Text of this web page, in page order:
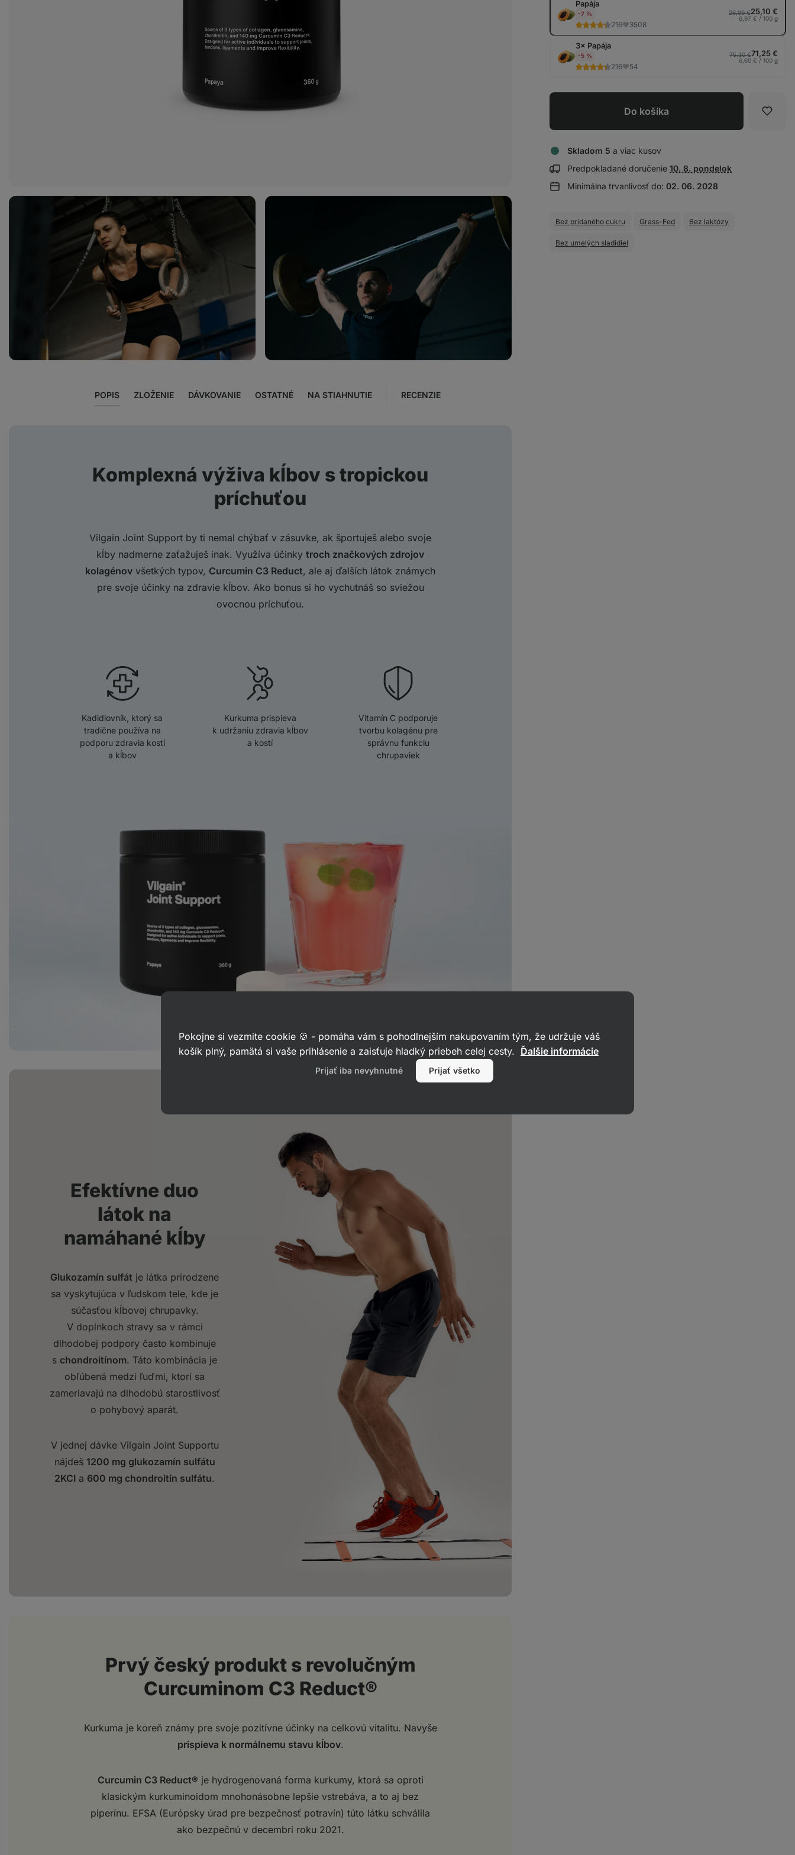
Zobraziť
fotku
4
v galérii
Papája
-7 %
216 3508
26,99 €25,10 €
6,97 € / 100 g
3× Papája
-5 %
216 54
75,30 €71,25 €
6,60 € / 100 g
Do košíka
Skladom 5 a viac kusov
Predpokladané doručenie Zobraziť
o doručení:
10. 8. pondelok
Minimálna trvanlivosť do: 02. 06. 2028
Bez pridaného cukru Grass-Fed Bez laktózy
Bez umelých sladidiel
POPIS ZLOŽENIE DÁVKOVANIE OSTATNÉ NA STIAHNUTIE RECENZIE
Komplexná výživa kĺbov s tropickou
príchuťou
Vilgain Joint Support by ti nemal chýbať v zásuvke, ak športuješ alebo svoje
kĺby nadmerne zaťažuješ inak. Využíva účinky troch značkových zdrojov
kolagénov všetkých typov, Curcumin C3 Reduct, ale aj ďalších látok známych
pre svoje účinky na zdravie kĺbov. Ako bonus si ho vychutnáš so sviežou
ovocnou príchuťou.
Kadidlovník, ktorý sa
tradične používa na
podporu zdravia kostí
a kĺbov
Kurkuma prispieva
k udržaniu zdravia kĺbov
a kostí
Vitamín C podporuje
tvorbu kolagénu pre
správnu funkciu
chrupaviek
Efektívne duo
látok na
namáhané kĺby
Glukozamín sulfát je látka prirodzene
sa vyskytujúca v ľudskom tele, kde je
súčasťou kĺbovej chrupavky.
V doplnkoch stravy sa v rámci
dlhodobej podpory často kombinuje
s chondroitínom. Táto kombinácia je
obľúbená medzi ľuďmi, ktorí sa
zameriavajú na dlhodobú starostlivosť
o pohybový aparát.
V jednej dávke Vilgain Joint Supportu
nájdeš 1200 mg glukozamín sulfátu
2KCI a 600 mg chondroitín sulfátu.
Prvý český produkt s revolučným
Curcuminom C3 Reduct®
Kurkuma je koreň známy pre svoje pozitívne účinky na celkovú vitalitu. Navyše
prispieva k normálnemu stavu kĺbov.
Curcumin C3 Reduct® je hydrogenovaná forma kurkumy, ktorá sa oproti
klasickým kurkuminoidom mnohonásobne lepšie vstrebáva, a to aj bez
piperínu. EFSA (Európsky úrad pre bezpečnosť potravín) túto látku schválila
ako bezpečnú v decembri roku 2021.
Pokojne si vezmite cookie 🍪 - pomáha vám s pohodlnejším nakupovaním tým, že udržuje váš
košík plný, pamätá si vaše prihlásenie a zaisťuje hladký priebeh celej cesty. Ďalšie informácie
Prijať iba nevyhnutné Prijať všetko